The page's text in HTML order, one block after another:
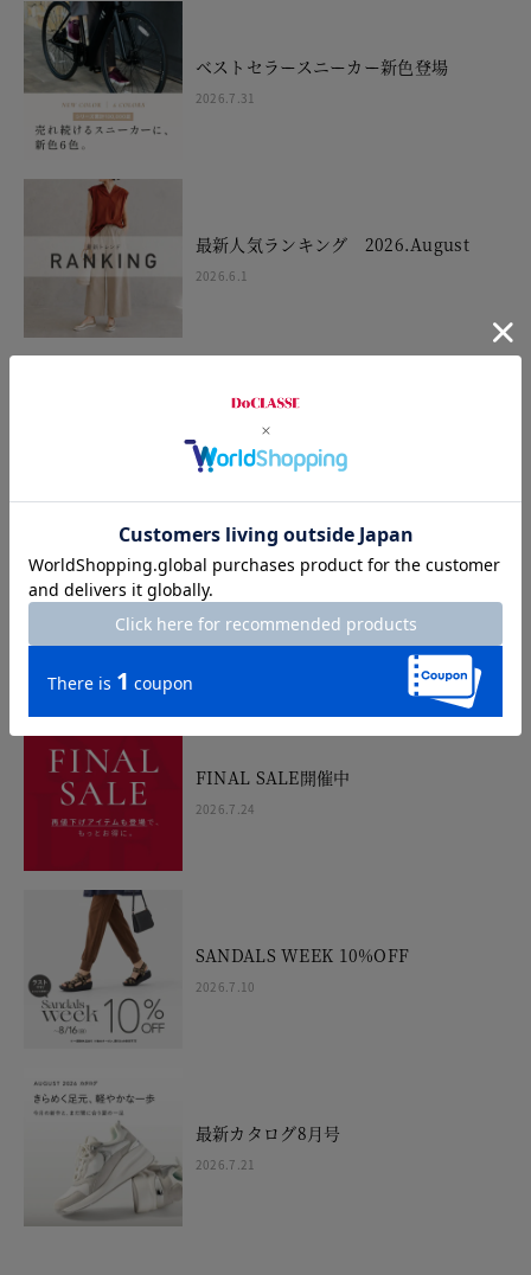
ベストセラースニーカー新色登場
2026.7.31
最新人気ランキング 2026.August
2026.6.1
New arrival 2026.August
2026.7.29
セールで見つけるヘビロテ靴
2026.7.24
FINAL SALE開催中
2026.7.24
SANDALS WEEK 10%OFF
2026.7.10
最新カタログ8月号
2026.7.21